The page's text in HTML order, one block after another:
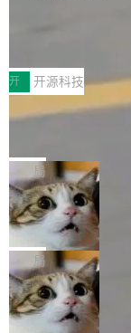
常维护操作，并完整
村国家自主创新示范
由中关村智联软件
“智构可信·质创未
式”为主题，直面AI
的核心质量命题。
工具选型手册》发
nt智能测试系统入选
O而言，这提示了一
工具升级为企业的
现实 过去两年，
一是如何让大模型
向生产，二是如何
开 开源科技
让非法状态不可表
有一种东西，一旦
eev 管它叫"软件设
鲜——代数数据类型
（sum type）。但
型系统的学术体操
章从一个简单的例
设置，如果用布尔
ean 表示是否可切
色方案、深色方案
局
Cloudflare 开源内
dflare OS
Cloudflare 发布了
S。如果你只看官方
个"AI 知识库 + 聊
做，没什么新鲜的
r 上把事情说清楚了
局
Deno 团队开源
布式 Durable
Ryan Dahl 领导的